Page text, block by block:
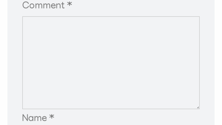
Comment *
Name *